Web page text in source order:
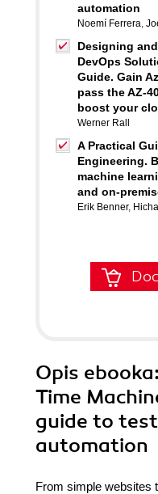
automation
Noemí Ferrera,
Designing
DevOps
Guide. Gain
pass the AZ-
boost your
Werner Rall
A Practical
Engineering.
machine
and on-
Erik Benner,
Opis ebooka
Time
guide to
automation
From simple websites